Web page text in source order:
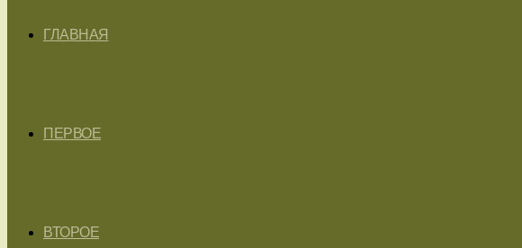
ГЛАВНАЯ
ПЕРВОЕ
ВТОРОЕ